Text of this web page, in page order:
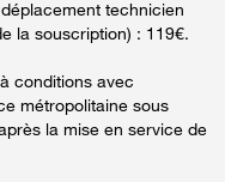
technicien
la souscription) : 119€.
conditions avec
métropolitaine sous
la mise en service de